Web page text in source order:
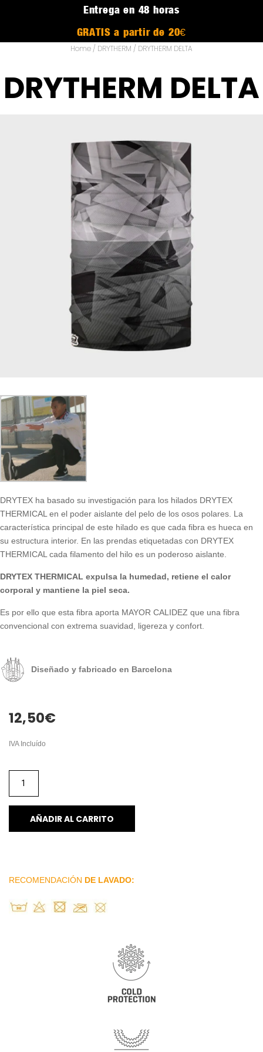
Entrega en 48 horas
GRATIS a partir de 20€
Home / DRYTHERM / DRYTHERM DELTA
DRYTHERM DELTA
DRYTEX ha basado su investigación para los hilados DRYTEX
THERMICAL en el poder aislante del pelo de los osos polares. La
característica principal de este hilado es que cada fibra es hueca en
su estructura interior. En las prendas etiquetadas con DRYTEX
THERMICAL cada filamento del hilo es un poderoso aislante.
DRYTEX THERMICAL expulsa la humedad, retiene el calor
corporal y mantiene la piel seca.
Es por ello que esta fibra aporta MAYOR CALIDEZ que una fibra
convencional con extrema suavidad, ligereza y confort.
Diseñado y fabricado en Barcelona
12,50€
IVA Incluído
AÑADIR AL CARRITO
RECOMENDACIÓN DE LAVADO: